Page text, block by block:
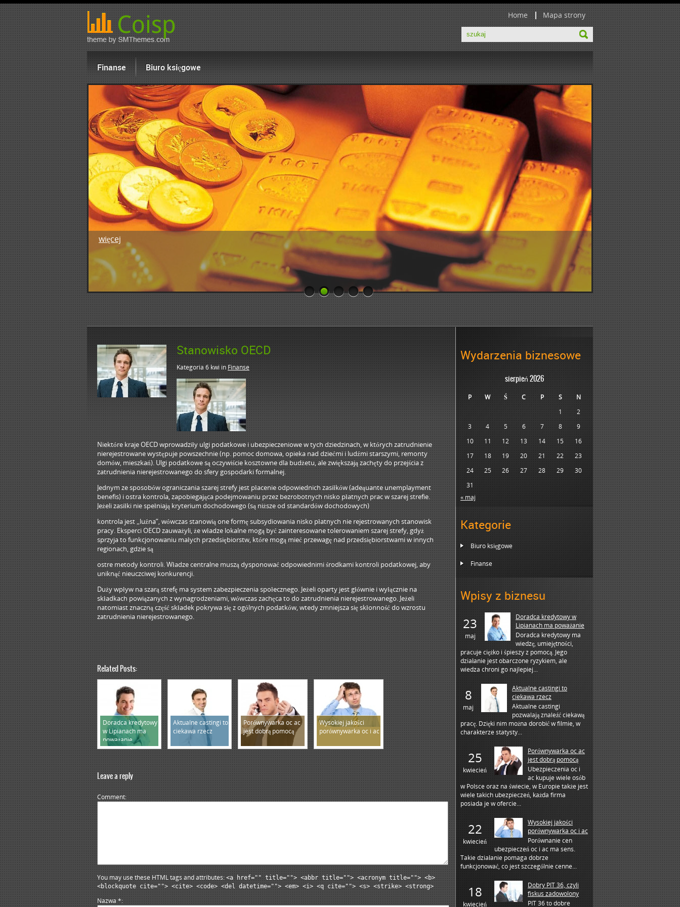
Home Mapa strony
Finanse Biuro księgowe
więcej
1 2 3
Wydarzenia biznesowe
sierpień 2026
P W Ś C P S
N
1
2
3
4 5 6 7 8
9
10
11 12 13 14 15
16
17
18 19 20 21 22
23
24
25 26 27 28 29
30
31
« maj
Kategorie
Biuro księgowe
Finanse
Wpisy z biznesu
23
maj
Doradca kredytowy w
Lipianach ma poważanie
Doradca kredytowy ma
wiedzę, umiejętności,
pracuje ciężko i śpieszy z pomocą. Jego
działanie jest obarczone ryzykiem, ale
wiedza chroni go najlepiej...
8
maj
Aktualne castingi to
ciekawa rzecz
Aktualne castingi
pozwalają znaleźć ciekawą
pracę. Dzięki nim można dorobić w filmie, w
charakterze statysty...
25
kwiecień
Porównywarka oc ac
jest dobrą pomocą
Ubezpieczenia oc i
ac kupuje wiele osób
w Polsce oraz na świecie, w Europie także jest
wiele takich ubezpieczeń, każda firma
posiada je w ofercie...
22
kwiecień
Wysokiej jakości
porównywarka oc i ac
Porównanie cen
ubezpieczeń oc i ac ma sens.
Takie działanie pomaga dobrze
funkcjonować, co jest szczególnie cenne...
18
kwiecień
Dobry PIT 36, czyli
fiskus zadowolony
PIT 36 to dobre
Stanowisko OECD
Kategoria 6 kwi in Finanse
Niektóre kraje OECD wprowadziły ulgi podatkowe i ubezpieczeniowe w tych dziedzinach, w których zatrudnienie
nierejestrowane występuje powszechnie (np. pomoc domowa, opieka nad dziećmi i ludźmi starszymi, remonty
domów, mieszkań). Ulgi podatkowe są oczywiście kosztowne dla budżetu, ale zwiększają zachęty do przejścia z
zatrudnienia nierejestrowanego do sfery gospodarki formalnej.
Jednym ze sposobów ograniczania szarej strefy jest płacenie odpowiednich zasiłków (adeąuante unemplayment
benefis) i ostra kontrola, zapobiegająca podejmowaniu przez bezrobotnych nisko płatnych prac w szarej strefie.
Jeżeli zasiłki nie spełniają kryterium dochodowego (są niższe od standardów dochodowych)
kontrola jest „luźna”, wówczas stanowią one formę subsydiowania nisko płatnych nie rejestrowanych stanowisk
pracy. Eksperci OECD zauważyli, że władze lokalne mogą być zainteresowane tolerowaniem szarej strefy, gdyż
sprzyja to funkcjonowaniu małych przedsiębiorstw, które mogą mieć przewagę nad przedsiębiorstwami w innych
regionach, gdzie są
ostre metody kontroli. Władze centralne muszą dysponować odpowiednimi środkami kontroli podatkowej, aby
uniknąć nieuczciwej konkurencji.
Duży wpływ na szarą strefę ma system zabezpieczenia społecznego. Jeżeli oparty jest głównie i wyłącznie na
składkach powiązanych z wynagrodzeniami, wówczas zachęca to do zatrudnienia nierejestrowanego. Jeżeli
natomiast znaczną część składek pokrywa się z ogólnych podatków, wtedy zmniejsza się skłonność do wzrostu
zatrudnienia nierejestrowanego.
Related Posts:
Doradca kredytowy
w Lipianach ma
poważanie
Aktualne castingi to
ciekawa rzecz
Porównywarka oc ac
jest dobrą pomocą
Wysokiej jakości
porównywarka oc i ac
Leave a reply
Comment
You may use these HTML tags and attributes:<a href="" title=""> <abbr title=""> <acronym title=""> <b>
<blockquote cite=""> <cite> <code> <del datetime=""> <em> <i> <q cite=""> <s> <strike> <strong>
Nazwa*